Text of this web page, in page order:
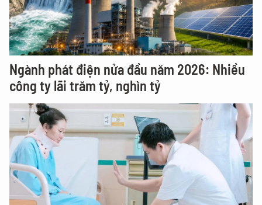
Ngành phát điện nửa đầu năm 2026: Nhiều
công ty lãi trăm tỷ, nghìn tỷ